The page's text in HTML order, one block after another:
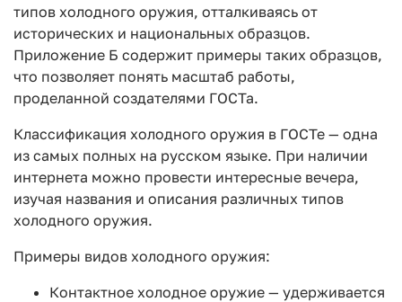
типов холодного оружия, отталкиваясь от
исторических и национальных образцов.
Приложение Б содержит примеры таких образцов,
что позволяет понять масштаб работы,
проделанной создателями ГОСТа.
Классификация холодного оружия в ГОСТе — одна
из самых полных на русском языке. При наличии
интернета можно провести интересные вечера,
изучая названия и описания различных типов
холодного оружия.
Примеры видов холодного оружия:
Контактное холодное оружие — удерживается